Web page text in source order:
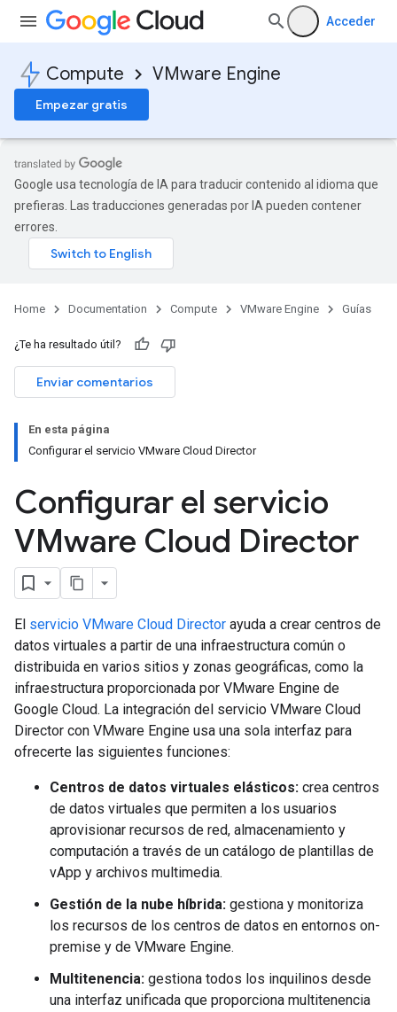
Acceder
Compute VMware Engine
Empezar gratis
Google usa tecnología de IA para traducir contenido al idioma que
prefieras. Las traducciones generadas por IA pueden contener
errores.
Home Documentation Compute VMware Engine Guías
¿Te ha resultado útil?
Enviar comentarios
En esta página
Configurar el servicio VMware Cloud Director
Configurar el servicio
VMware Cloud Director
El servicio VMware Cloud Director ayuda a crear centros de
datos virtuales a partir de una infraestructura común o
distribuida en varios sitios y zonas geográficas, como la
infraestructura proporcionada por VMware Engine de
Google Cloud. La integración del servicio VMware Cloud
Director con VMware Engine usa una sola interfaz para
ofrecerte las siguientes funciones:
Centros de datos virtuales elásticos: crea centros
de datos virtuales que permiten a los usuarios
aprovisionar recursos de red, almacenamiento y
computación a través de un catálogo de plantillas de
vApp y archivos multimedia.
Gestión de la nube híbrida: gestiona y monitoriza
los recursos de los centros de datos en entornos on-
premise y de VMware Engine.
Multitenencia: gestiona todos los inquilinos desde
una interfaz unificada que proporciona multitenencia